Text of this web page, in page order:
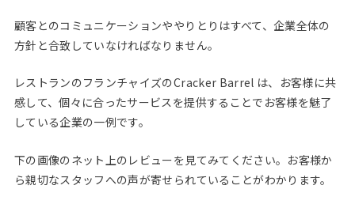
顧客とのコミュニケーションややりとりはすべて、企業全体の
方針と合致していなければなりません。
レストランのフランチャイズのCracker Barrel は、お客様に共
感して、個々に合ったサービスを提供することでお客様を魅了
している企業の一例です。
下の画像のネット上のレビューを見てみてください。お客様か
ら親切なスタッフへの声が寄せられていることがわかります。